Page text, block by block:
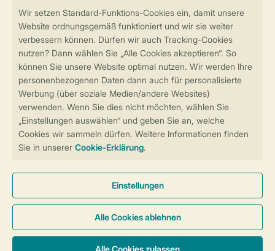
Sicherstellung Deiner Privatsphäre
Sicher und schnell zur Online-Buchung
Sichere Datenübertragung
Sicheres Bezahlen
Cookies und Banner
Barrierefreiheit
© 2026 Landal GreenParks GmbH